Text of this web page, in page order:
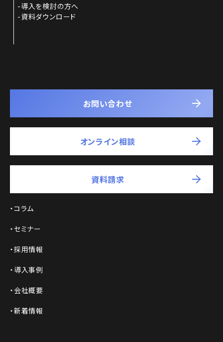
導入を検討の方へ
資料ダウンロード
お問い合わせ
オンライン相談
資料請求
コラム
セミナー
採用情報
導入事例
会社概要
新着情報